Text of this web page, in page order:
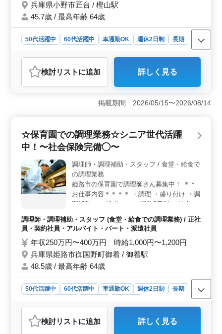
兵庫県小野市匠台 / 樫山駅
45.7歳 / 最高年齢 64歳
50代活躍中 60代活躍中 車通勤OK 週休2日制
長期
調理師・調理補助・スタッフ
おすすめポイント
＜働きやすさ＞ 週休2日制で、勤務時間も相談可能。ラ
イフスタイルに合わせた柔軟な働き方もでき、プライベ
ートとのバランスを重視する方に最適です。 ＜キャ
持つ方が若手にその知識を伝える機会もあります。スキ
ルアップができます。 ＜福利厚生＞ 社会保険完備
など、福利厚生が整っており、長期的に就業できる安心
検討リスト に追加 詳しく見る
掲載期間 2026/05/15〜2026/08/14
☆保育園での調理業務☆シニア世代活躍
中！〜社会保険完備◯〜
調理師・調理補助・スタッフ / 食堂・給食で
の調理業務
姫路市の保育園で調理師さん募集中！ ＊＊
お仕事内容＊＊＊＊ ・調理 ・盛り付け ・調
理補助 ＊＊備考＊＊ ・週休2日制 ・社会保
ご応募可能！ 皆様からのご応募お待ちして
おります！
調理師・調理補助・スタッフ (食堂・給食での調理業務) / 正社
員・契約社員・アルバイト・パート・派遣社員
年収250万円〜400万円 時給1,000円〜1,200円
兵庫県姫路市御国野町御着 / 御着駅
48.5歳 / 最高年齢 64歳
50代活躍中 60代活躍中 車通勤OK 週休2日制
長期
調理師・調理補助・スタッフ
おすすめポイント
検討リスト に追加 詳しく見る